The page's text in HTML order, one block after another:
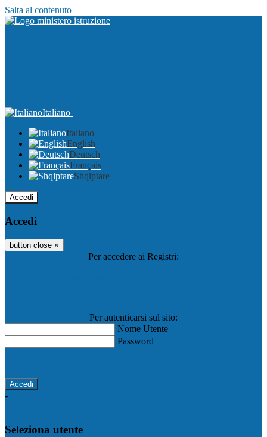
Salta al contenuto
Italiano
Italiano
English
Deutsch
Français
Shqiptare
Accedi
Accedi
button close ×
Per accedere ai Registri:
Per autenticarsi sul sito:
Nome Utente
Password
-
Seleziona utente